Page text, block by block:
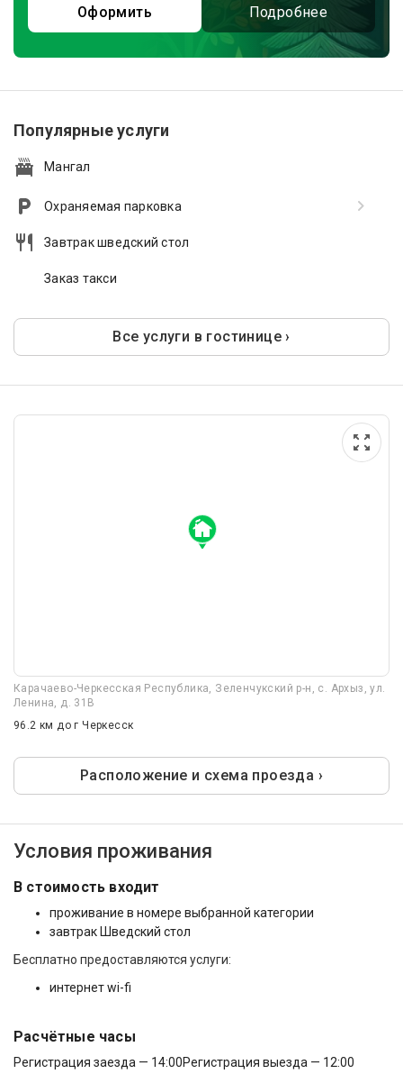
Оформить Подробнее
Популярные услуги
Мангал
Охраняемая парковка
Завтрак шведский стол
Заказ такси
Все услуги в гостинице ›
Карачаево-Черкесская Республика, Зеленчукский р-н, с. Архыз, ул.
Ленина, д. 31В
96.2 кмдо г Черкесск
Расположение и схема проезда ›
Условия проживания
В стоимость входит
проживание в номере выбранной категории
завтрак Шведский стол
Бесплатно предоставляются услуги:
интернет wi-fi
Расчётные часы
Регистрация заезда — 14:00Регистрация выезда — 12:00